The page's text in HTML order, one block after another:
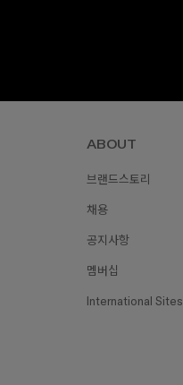
ABOUT
브랜드스토리
채용
공지사항
멤버십
International Sites